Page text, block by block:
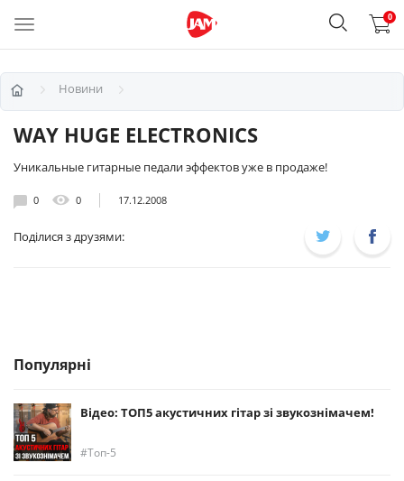
0
Новини
WAY HUGE ELECTRONICS
Уникальные гитарные педали эффектов уже в продаже!
0 0 17.12.2008
Поділися з друзями:
Популярні
Відео: ТОП5 акустичних гітар зі звукознімачем!
Топ-5